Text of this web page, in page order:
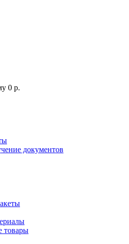
0 р.
документов
товары